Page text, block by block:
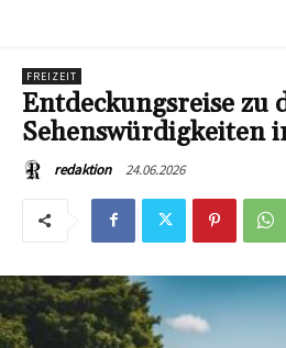
FREIZEIT
Entdeckungsreise zu
Sehenswürdigkeiten
redaktion 24.06.2026